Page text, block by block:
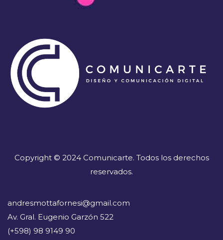
Copyright © 2024 Comunicarte. Todos los derechos
reservados.
andresmottafornesi@gmail.com
Av. Gral. Eugenio Garzón 522
(+598) 98 9149 90